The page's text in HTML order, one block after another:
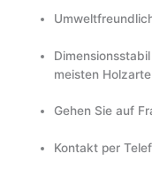
meisten
Gehen Sie auf
Kontakt per